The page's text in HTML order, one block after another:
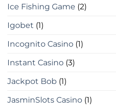
Ice Fishing Game (2)
Igobet (1)
Incognito Casino (1)
Instant Casino (3)
Jackpot Bob (1)
JasminSlots Casino (1)